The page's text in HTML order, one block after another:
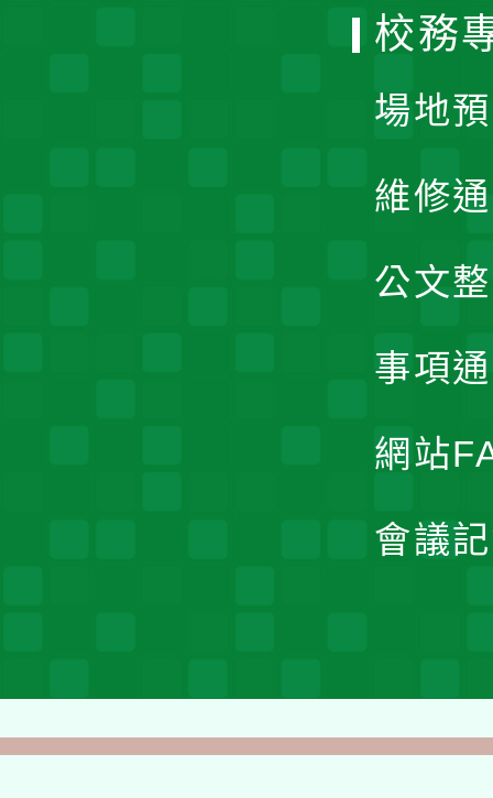
校務
場地
維修
公文
事項
網站
會議